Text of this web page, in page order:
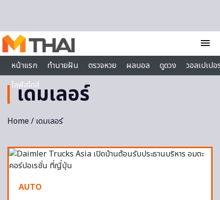
menu
หน้าแรก
ทำนายฝัน ตรวจหวย ผลบอล ดูดวง
วอลเปเป
ไลฟ์สไตล์
เดมเลอร์
Home/ เดมเลอร์
AUTO